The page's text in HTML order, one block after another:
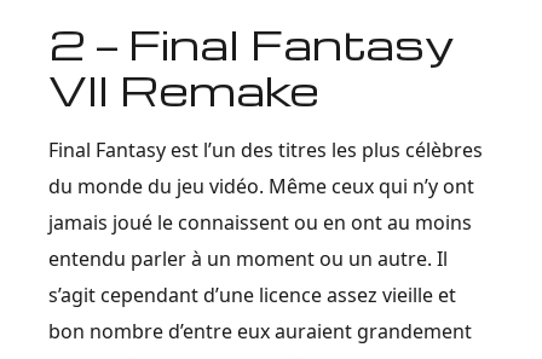
2 — Final Fantasy
VII Remake
Final Fantasy est l’un des titres les plus célèbres
du monde du jeu vidéo. Même ceux qui n’y ont
jamais joué le connaissent ou en ont au moins
entendu parler à un moment ou un autre. Il
s’agit cependant d’une licence assez vieille et
bon nombre d’entre eux auraient grandement